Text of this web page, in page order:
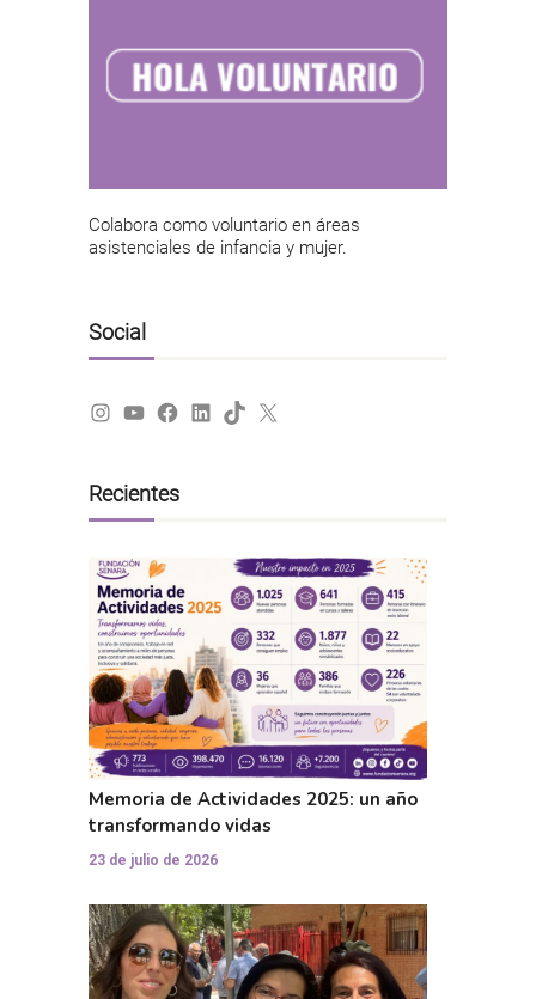
Colabora como voluntario en áreas
asistenciales de infancia y mujer.
Social
Instagram
YouTube
Facebook
LinkedIn
TikTok
X
Recientes
Memoria de Actividades 2025: un año
transformando vidas
23 de julio de 2026